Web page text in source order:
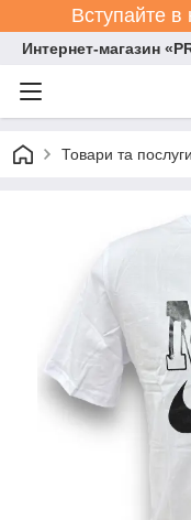
Вступайте
Интернет-магазин
Товари та послуги